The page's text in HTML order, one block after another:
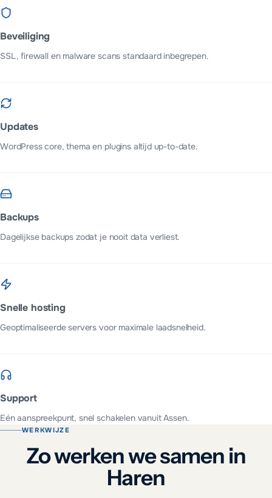
Beveiliging
SSL, firewall en malware scans standaard inbegrepen.
Updates
WordPress core, thema en plugins altijd up-to-date.
Backups
Dagelijkse backups zodat je nooit data verliest.
Snelle hosting
Geoptimaliseerde servers voor maximale laadsnelheid.
Support
Eén aanspreekpunt, snel schakelen vanuit Assen.
WERKWIJZE
Zo werken we samen in
Haren